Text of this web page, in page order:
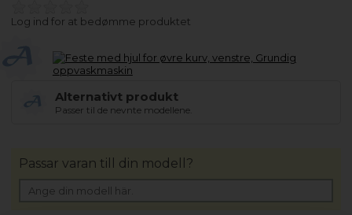
Log ind for at bedømme produktet
Alternativt produkt
Passer til de nevnte modellene.
Passar varan till din modell?